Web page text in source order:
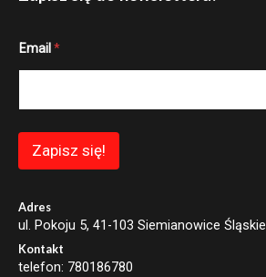
m
*
i
Email *
Zapisz się!
Adres
ul. Pokoju 5, 41-103 Siemianowice Śląskie
Kontakt
telefon: 780186780